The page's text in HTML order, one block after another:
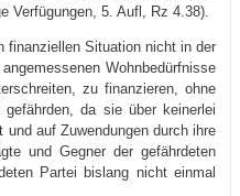
Verfügungen, 5. Aufl, Rz 4.38).
finanziellen Situation nicht in der
Wohnbedürfnisse
zu finanzieren, ohne
da sie über keinerlei
auf Zuwendungen durch ihre
und Gegner der gefährdeten
Partei bislang nicht einmal